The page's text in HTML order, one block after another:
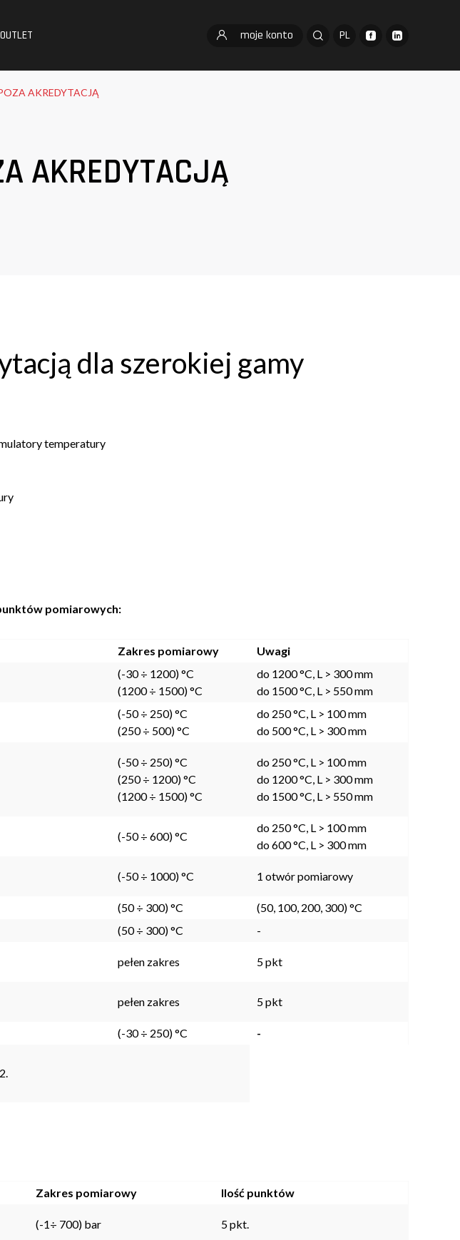
OUTLET moje konto PL
AKREDYTACJĄ
AKREDYTACJĄ
dla szerokiej gamy
temperatury
pomiarowych:
Zakres pomiarowy
Uwagi
(-30 ÷ 1200) °C
(1200 ÷ 1500) °C
do 1200 °C, L > 300 mm
do 1500 °C, L > 550 mm
(-50 ÷ 250) °C
(250 ÷ 500) °C
do 250 °C, L > 100 mm
do 500 °C, L > 300 mm
(-50 ÷ 250) °C
(250 ÷ 1200) °C
(1200 ÷ 1500) °C
do 250 °C, L > 100 mm
do 1200 °C, L > 300 mm
do 1500 °C, L > 550 mm
(-50 ÷ 600) °C
do 250 °C, L > 100 mm
do 600 °C, L > 300 mm
(-50 ÷ 1000) °C 1 otwór pomiarowy
(50 ÷ 300) °C
(50, 100, 200, 300) °C
(50 ÷ 300) °C
-
pełen zakres 5 pkt
pełen zakres 5 pkt
(-30 ÷ 250) °C -
Zakres pomiarowy
Ilość punktów
(-1÷ 700) bar 5 pkt.